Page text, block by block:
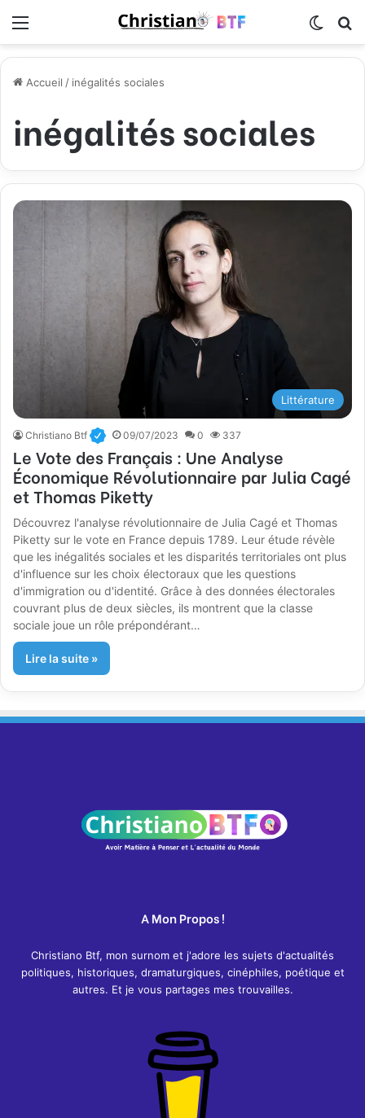
Accueil / inégalités sociales
inégalités sociales
Littérature
Christiano Btf 09/07/2023 0 337
Le Vote des Français : Une Analyse
Économique Révolutionnaire par Julia Cagé
et Thomas Piketty
Découvrez l'analyse révolutionnaire de Julia Cagé et Thomas
Piketty sur le vote en France depuis 1789. Leur étude révèle
que les inégalités sociales et les disparités territoriales ont plus
d'influence sur les choix électoraux que les questions
d'immigration ou d'identité. Grâce à des données électorales
couvrant plus de deux siècles, ils montrent que la classe
sociale joue un rôle prépondérant…
Lire la suite »
A Mon Propos !
Christiano Btf, mon surnom et j'adore les sujets d'actualités
politiques, historiques, dramaturgiques, cinéphiles, poétique et
autres. Et je vous partages mes trouvailles.